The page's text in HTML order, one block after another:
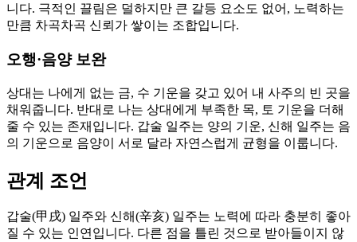
니다. 극적인 끌림은 덜하지만 큰 갈등 요소도 없어, 노력하는
만큼 차곡차곡 신뢰가 쌓이는 조합입니다.
오행·음양 보완
상대는 나에게 없는 금, 수 기운을 갖고 있어 내 사주의 빈 곳을
채워줍니다. 반대로 나는 상대에게 부족한 목, 토 기운을 더해
줄 수 있는 존재입니다. 갑술 일주는 양의 기운, 신해 일주는 음
의 기운으로 음양이 서로 달라 자연스럽게 균형을 이룹니다.
관계 조언
갑술(甲戌) 일주와 신해(辛亥) 일주는 노력에 따라 충분히 좋아
질 수 있는 인연입니다. 다른 점을 틀린 것으로 받아들이지 않